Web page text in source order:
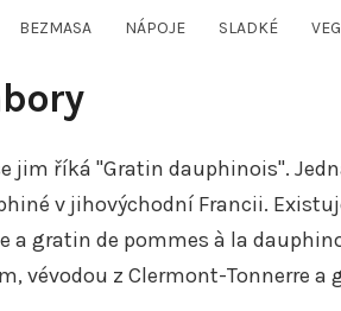
BEZMASA NÁPOJE SLADKÉ
jim říká "Gratin dauphinois".
v jihovýchodní Francii.
gratin de pommes à la
vévodou z Clermont-Tonnerre a